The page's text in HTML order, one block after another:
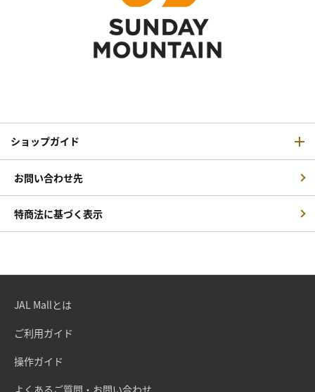
ショップガイド
お問い合わせ先
特商法に基づく表示
JAL Mallとは
ご利用ガイド
操作ガイド
よくあるご質問・お問い合わせ